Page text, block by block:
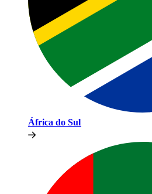
África do Sul​​